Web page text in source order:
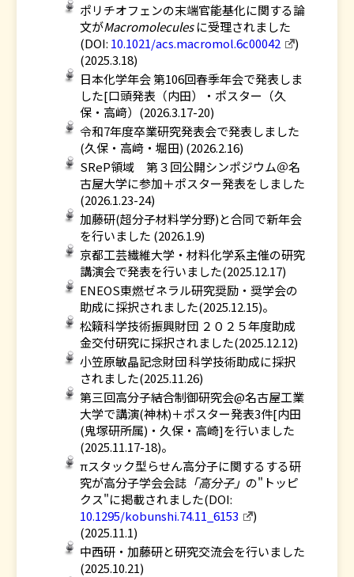
ポリチオフェンの末端官能基化に関する論
文がMacromoleculesに受理されました
(DOI: 10.1021/acs.macromol.6c00042
)
(2025.3.18)
日本化学年会 第106回春季年会で発表しま
した[口頭発表（内田）・ポスター（久
保・高﨑）(2026.3.17-20)
令和7年度卒業研究発表会で発表しました
(久保・高﨑・堀田) (2026.2.16)
SReP領域 第３回公開シンポジウム＠名
古屋大学に参加＋ポスター発表をしました
(2026.1.23-24)
加藤研(超分子材料学分野)と合同で新年会
を行いました (2026.1.9)
京都工芸繊維大学・材料化学系主催の研究
講演会で発表を行いました(2025.12.17)
ENEOS東燃ゼネラル研究奨励・奨学会の
助成に採択されました(2025.12.15)。
松籟科学技術振興財団 ２０２５年度助成
金交付研究に採択されました(2025.12.12)
小笠原敏晶記念財団 科学技術助成に採択
されました(2025.11.26)
第三回高分子結合制御研究会@名古屋工業
大学で講演(神林)＋ポスター発表3件[内田
(鬼塚研所属)・久保・高崎]を行いました
(2025.11.17-18)。
πスタック型らせん高分子に関するする研
究が高分子学会会誌「高分子」 の"トッピ
クス"に掲載されました(DOI:
10.1295/kobunshi.74.11_6153
)
(2025.11.1)
中西研・加藤研と研究交流会を行いました
(2025.10.21)